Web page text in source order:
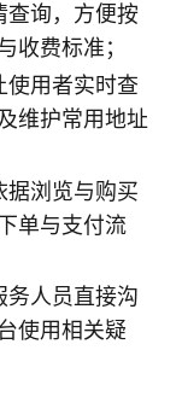
查询，方便按
收费标准；
使用者实时查
维护常用地址
据浏览与购买
单与支付流
务人员直接沟
使用相关疑